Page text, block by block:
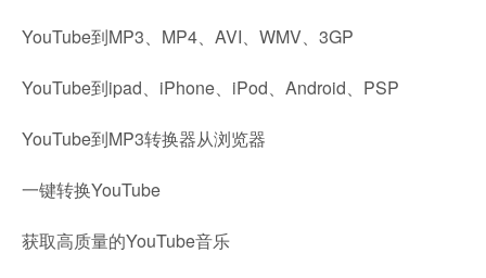
YouTube到MP3、MP4、AVI、WMV、3GP
YouTube到ipad、iPhone、iPod、Android、PSP
YouTube到MP3转换器从浏览器
一键转换YouTube
获取高质量的YouTube音乐